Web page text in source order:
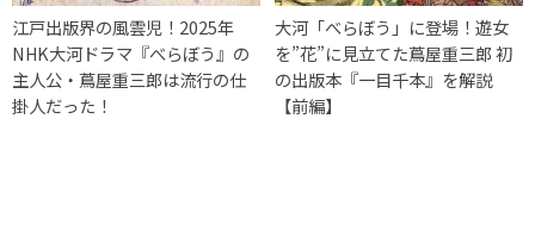
江戸出版界の風雲児！2025年
NHK大河ドラマ『べらぼう』の
主人公・蔦屋重三郎は流行の仕
掛人だった！
大河「べらぼう」に登場！遊女
を”花”に見立てた蔦屋重三郎 初
の出版本『一目千本』を解説
【前編】